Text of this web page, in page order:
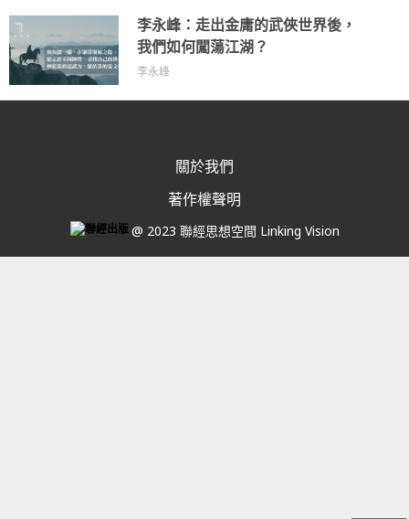
李永峰：走出金庸的武俠世界後，
我們如何闖蕩江湖？
李永峰
關於我們
著作權聲明
@ 2023 聯經思想空間 Linking Vision